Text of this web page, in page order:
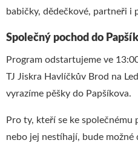
babičky, dědečkové, partneři i
Společný pochod do
Program odstartujeme ve
TJ Jiskra Havlíčkův Brod na
vyrazíme pěšky do Papšíkova.
Pro ty, kteří se ke
nebo jej nestíhají, bude